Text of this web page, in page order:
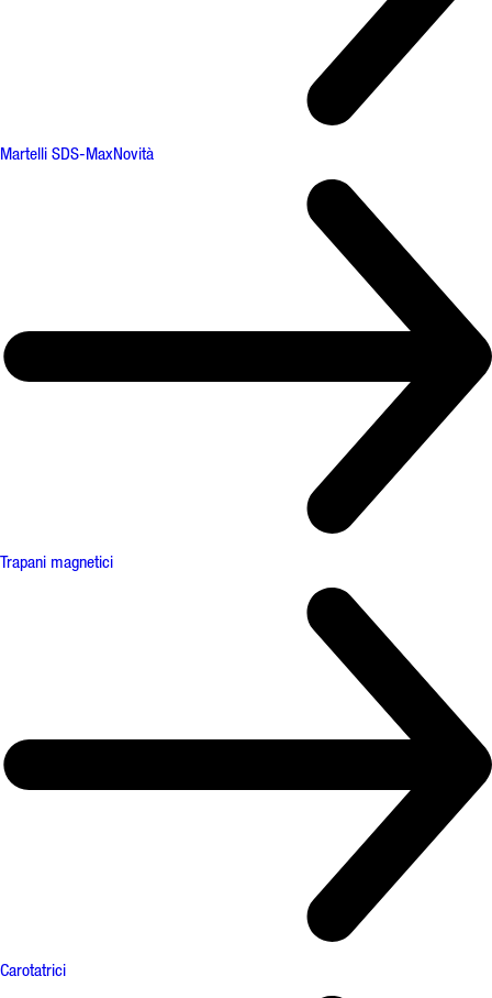
Martelli SDS-MaxNovità
Trapani magnetici
Carotatrici